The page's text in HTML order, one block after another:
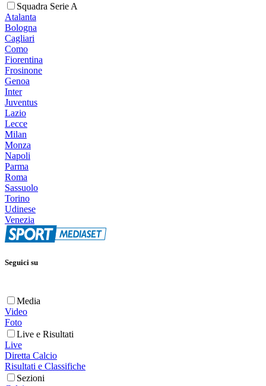
Squadra Serie A
Atalanta
Bologna
Cagliari
Como
Fiorentina
Frosinone
Genoa
Inter
Juventus
Lazio
Lecce
Milan
Monza
Napoli
Parma
Roma
Sassuolo
Torino
Udinese
Venezia
Seguici su
Media
Video
Foto
Live e Risultati
Live
Diretta Calcio
Risultati e Classifiche
Sezioni